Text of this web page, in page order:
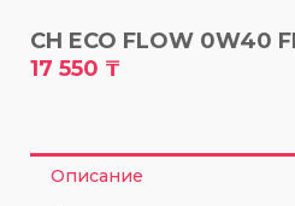
CH ECO FLOW 0W40
17 550 ₸
Описание